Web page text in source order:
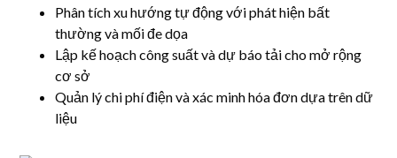
Phân tích xu hướng tự động với phát hiện bất
thường và mối đe dọa
Lập kế hoạch công suất và dự báo tải cho mở rộng
cơ sở
Quản lý chi phí điện và xác minh hóa đơn dựa trên dữ
liệu